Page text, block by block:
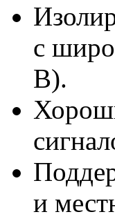
с
В).
и